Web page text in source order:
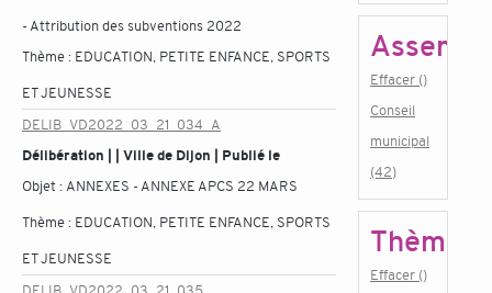
- Attribution des subventions 2022
Thème : EDUCATION, PETITE ENFANCE, SPORTS
ET JEUNESSE
DELIB_VD2022_03_21_034_A
Délibération | | Ville de Dijon | Publié le
Objet : ANNEXES - ANNEXE APCS 22 MARS
Thème : EDUCATION, PETITE ENFANCE, SPORTS
ET JEUNESSE
Effacer ()
Conseil
municipal
(42)
Thème
Effacer ()